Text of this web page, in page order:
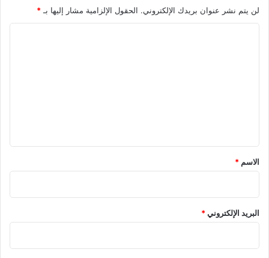
لن يتم نشر عنوان بريدك الإلكتروني. الحقول الإلزامية مشار إليها بـ *
*
الاسم *
البريد الإلكتروني*